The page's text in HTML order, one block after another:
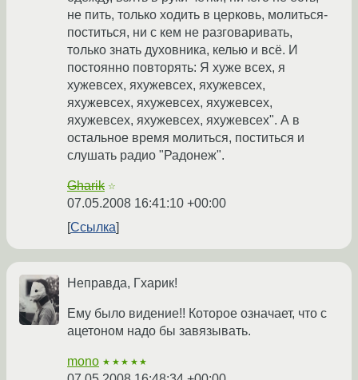
не пить, только ходить в церковь, молиться-
поститься, ни с кем не разговаривать,
только знать духовника, келью и всё. И
постоянно повторять: Я хуже всех, я
хужевсех, яхужевсех, яхужевсех,
яхужевсех, яхужевсех, яхужевсех,
яхужевсех, яхужевсех, яхужевсех". А в
остальное время молиться, поститься и
слушать радио "Радонеж".
Gharik ☆
07.05.2008 16:41:10 +00:00
Ссылка
Неправда, Гхарик!
Ему было видение!! Которое означает, что с
ацетоном надо бы завязывать.
mono ★★★★★